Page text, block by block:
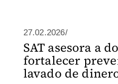
27.02.2026/
SAT asesora a
fortalecer
lavado de